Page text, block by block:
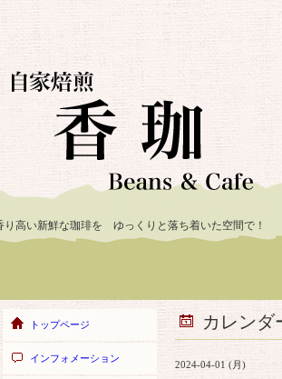
り高い新鮮な珈琲を ゆっくりと落ち着いた空間で！
カレンダ
2024-04-01 (月)
トップページ
インフォメーション